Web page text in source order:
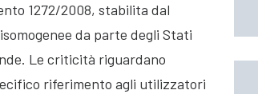
1272/2008, stabilita dal
da parte degli Stati
Le criticità riguardano
riferimento agli utilizzatori